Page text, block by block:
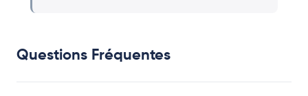
Questions Fréquentes